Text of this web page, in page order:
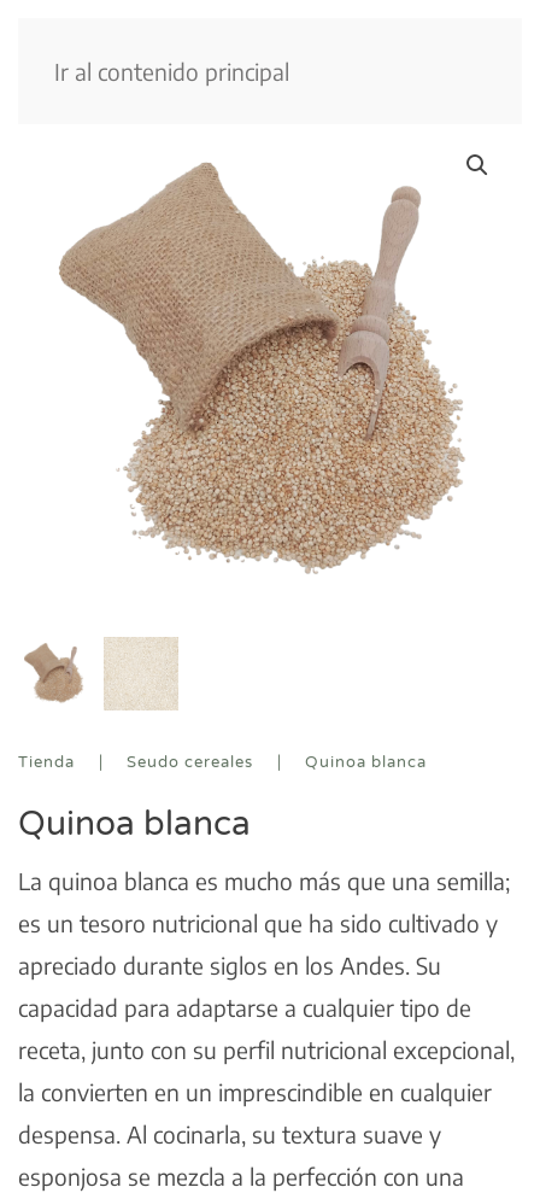
Ir al contenido principal
Tienda Seudo cereales Quinoa blanca
Quinoa blanca
La quinoa blanca es mucho más que una semilla;
es un tesoro nutricional que ha sido cultivado y
apreciado durante siglos en los Andes. Su
capacidad para adaptarse a cualquier tipo de
receta, junto con su perfil nutricional excepcional,
la convierten en un imprescindible en cualquier
despensa. Al cocinarla, su textura suave y
esponjosa se mezcla a la perfección con una